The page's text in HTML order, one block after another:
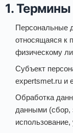
1.
Персональные
относящаяся к
физическому
Субъект
expertsmet.ru и
Обработка
данными (сбор,